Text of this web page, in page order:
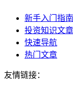
新手入门指南
投资知识文章
快速导航
热门文章
友情链接：